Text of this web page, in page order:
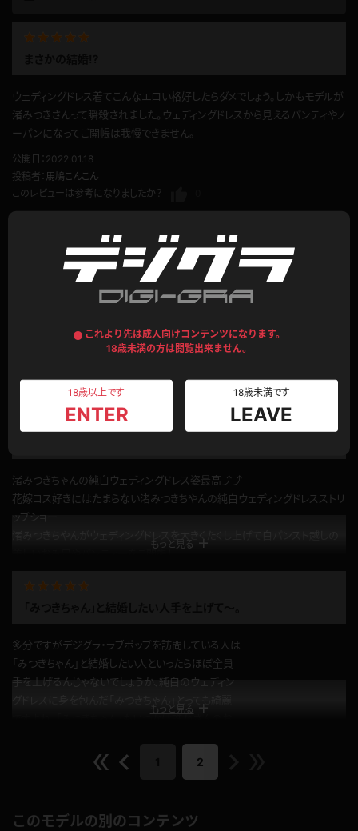
これより先は成人向けコンテンツになります。
18歳未満の方は閲覧出来ません。
18歳以上です
ENTER
18歳未満です
LEAVE
ウェディングドレス着てこんなエロい格好したらダメでしょう。しかもモデルが
渚みつきさんって瞬殺されました。ウェディングドレスから見えるパンティやノ
ーパンになってご開帳は我慢できません。
公開日：2022.01.18
投稿者： 馬鳩こんこん
このレビューは参考になりましたか？
やっぱりウェディングドレスは長い丈がいい
渚みつきさんの可愛らしい顔に、ティアラに白い長手袋、白ストッキングに
白ハイヒールの上品で清純な雰囲気が良く似合っています
できれば、白のガータベルトを装着して欲しかったのと、白ハイヒールはポ
インテッドトゥ、つま先が細長い（尖った？）ものが好みでしたので☆４つにし
このレビューは参考になりましたか？
0
もっと見る
渚みつきちゃんの純白ウェディングドレス姿最高⤴️⤴️
花嫁コス好きにはたまらない渚みつきちやんの純白ウェディングドレスストリ
ップショー
美しいおみ足やパンティーをご開帳！
神秘的なアンダーブライダルに魅入られてしまいたまりませんね(;´Д｀)
このレビューは参考になりましたか？
0
もっと見る
多分ですがデジグラ・ラブポップを訪問している人は
「みつきちゃん」と結婚したい人といったらほぼ全員
手を上げるんじゃないでしょうか、純白のウェディン
ですよね、「みつきちゃん」もいつかは誰かさんのお
もっと見る
2
このモデルの別のコンテンツ